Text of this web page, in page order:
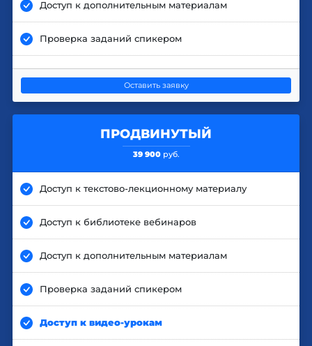
Доступ к дополнительным материалам
Проверка заданий спикером
Оставить заявку
ПРОДВИНУТЫЙ
39 900 руб.
Доступ к текстово-лекционному материалу
Доступ к библиотеке вебинаров
Доступ к дополнительным материалам
Проверка заданий спикером
Доступ к видео-урокам